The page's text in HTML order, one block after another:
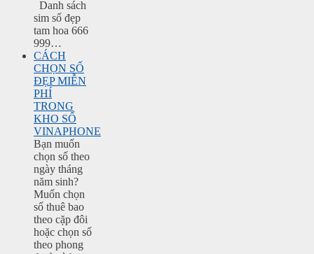
Danh sách
sim số đẹp
tam hoa 666
999…
CÁCH
CHỌN SỐ
ĐẸP MIỄN
PHÍ
TRONG
KHO SỐ
VINAPHONE
Bạn muốn
chọn số theo
ngày tháng
năm sinh?
Muốn chọn
số thuê bao
theo cặp đôi
hoặc chọn số
theo phong